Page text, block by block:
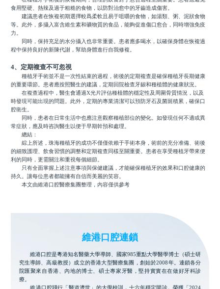
食用堅硬、熱辣及過于粗糙的食物，以防對治愈中的牙齒造成傷害。
建議患者在恢複初期選擇較爲柔軟且易于咀嚼的食物，如湯類、粥、泥狀食物
等。此外，多攝入富含維生素和礦物質的食品，能夠促進傷口愈合，同時增強免疫
力。
同時，保持充足的水分攝入也非常重要。患者應多喝水，以確保身體在恢複過
程中保持良好的新陳代謝，幫助身體進行自我修複。
4、定期複查不可忽視
種植牙手術並不是一次性結束的過程，術後的定期複查是確保種植牙長期健康
的重要環節。患者應按照醫生的建議，定期回院檢查牙龈和種植體的健康狀況。
在複查過程中，醫生會通過X光片評估種植體的穩定性及周圍骨質情況，以及
時發現可能出現的問題。此外，定期的專業清潔可以預防牙石及菌斑積累，確保口
腔衛生。
同時，患者在日常生活中也應注意觀察種植部位的變化。如發現任何不適或異
常症狀，應及時咨詢醫生以便于早期幹預和處理。
總結：
綜上所述，珠海種植牙的成功不僅僅依賴于手術本身，術前的充分准備、術後
的細致護理、飲食習慣的調整和定期複查同樣至關重要。患者在享受種植牙帶來便
利的同時，更需關注和重視每個細節。
只有全面掌握上述注意事項與保健建議，才能確保種植牙的效果和口腔健康的
持久。讓每位患者都能擁有自信而美麗的笑容。
本文由維港口腔醫療集團整理，內容僅供參考
維港口腔連鎖
維港口腔是粵港知名醫藥大學導師、國家985重點大學醫學博士（碩士研
究生導師、高級教授）成立的香港大型醫療集團，創始於2008年。連鎖各分
院匯聚來自香港、內地的博士、碩士專家牙醫，堅持實實在在做好牙科診
療。
維港口腔踐行「醫道濟世」的大學校訓，十六年穩定開診。榮獲「2024